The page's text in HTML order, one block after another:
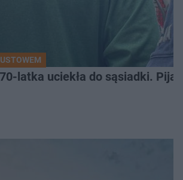
latka uciekła do sąsiadki.